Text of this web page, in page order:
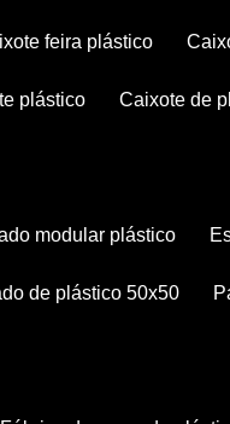
feira plástico
plástico caixote de
modular plástico
de plástico 50x50